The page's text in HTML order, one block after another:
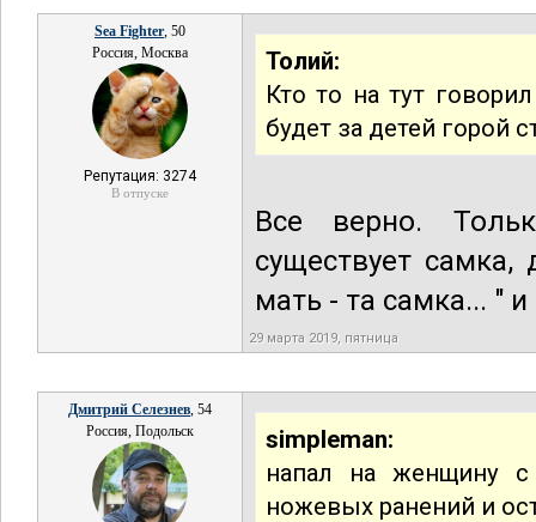
Sea Fighter, 50
Россия, Москва
Репутация: 3274
В отпуске
Толий:
Кто то на тут
будет за детей горой
Все верно.
существует
мать - та самка... "
29 марта 2019, пятница
Дмитрий Селезнев, 54
Россия, Подольск
simpleman:
напал на женщину
ножевых ранений и